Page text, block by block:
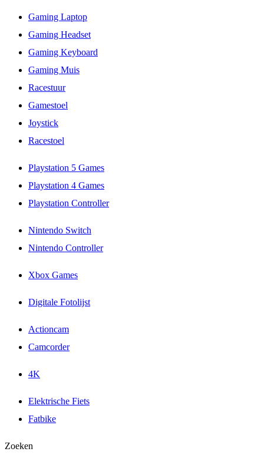
Gaming Laptop
Gaming Headset
Gaming Keyboard
Gaming Muis
Racestuur
Gamestoel
Joystick
Racestoel
Playstation 5 Games
Playstation 4 Games
Playstation Controller
Nintendo Switch
Nintendo Controller
Xbox Games
Digitale Fotolijst
Actioncam
Camcorder
4K
Elektrische Fiets
Fatbike
Zoeken